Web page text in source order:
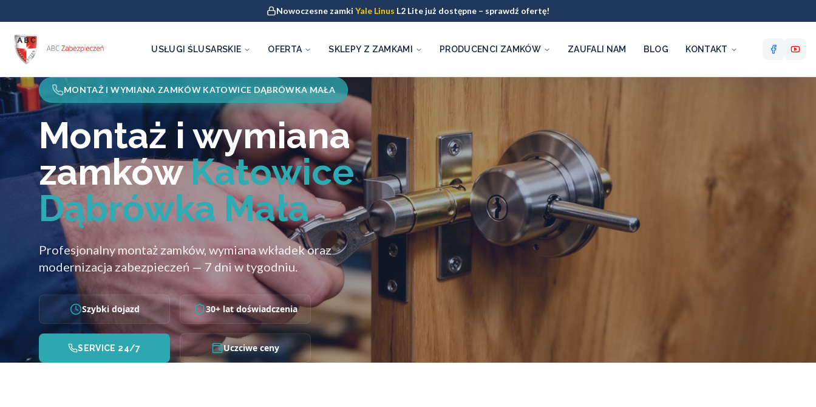
Nowoczesne zamki Yale Linus L2 Lite już dostępne – sprawdź ofertę!
USŁUGI ŚLUSARSKIE OFERTA SKLEPY Z ZAMKAMI PRODUCENCI ZAMKÓW ZAUFALI NAM BLOG KONTAKT
MONTAŻ I WYMIANA ZAMKÓW KATOWICE DĄBRÓWKA MAŁA
Montaż i wymiana
zamkówKatowice
Dąbrówka Mała
Profesjonalny montaż zamków, wymiana wkładek oraz
modernizacja zabezpieczeń — 7 dni w tygodniu.
Szybki dojazd 30+ lat doświadczenia
SERVICE 24/7 Uczciwe ceny